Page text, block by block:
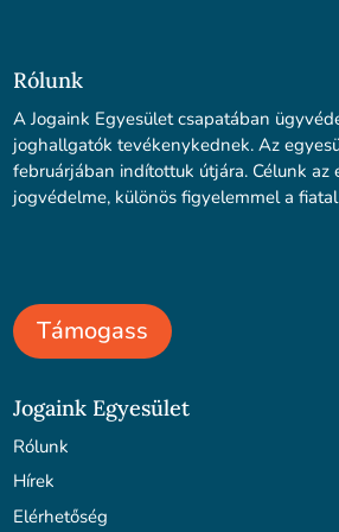
Rólunk
A Jogaink Egyesület csapatában
joghallgatók tevékenykednek. Az
februárjában indítottuk útjára. Célunk az
jogvédelme, különös figyelemmel a
Támogass
Jogaink Egyesület
Rólunk
Hírek
Elérhetőség